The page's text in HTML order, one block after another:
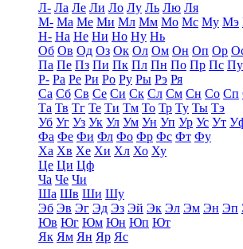
Л- Ла Ле Ли Ло Лу Ль Лю Ля
М- Ма Ме Ми Мл Мм Мо Мс Му Мэ
Н- На Не Ни Но Ну Нь
Об Ов Од Оз Ок Ол Ом Он Оп Ор
Па Пе Пз Пи Пк Пл Пн По Пр Пс Пу
Р- Ра Ре Ри Ро Ру Ры Рэ Ря
Са Сб Св Се Си Ск Сл См Сн Со Сп
Та Тв Тг Те Ти Тм То Тр Ту Ты Тэ
Уб Уг Уз Ук Ул Ум Ун Уп Ур Ус Ут
Фа Фе Фи Фл Фо Фр Фс Фт Фу
Ха Хв Хе Хи Хл Хо Ху
Це Ци Цф
Ча Че Чи
Ша Шв Ши Шу
Эб Эв Эг Эд Эз Эй Эк Эл Эм Эн Эп
Юв Юг Юм Юн Юп Ют
Як Ям Ян Яр Яс